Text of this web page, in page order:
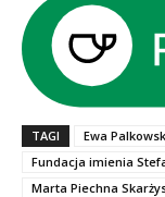
TAGI
Ewa
Fundacja imienia
Marta Piechna